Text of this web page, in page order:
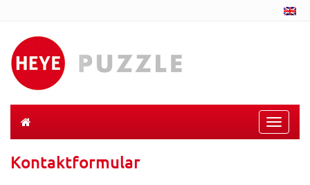
Toggle
Kontaktformular